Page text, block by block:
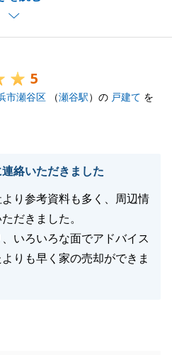
く感じております。
何かお困りごとやご相談が
しいものとなりますよう、
。
じる
5
市瀬谷区 （瀬谷駅）の 戸建て を
絡いただきました
り参考資料も多く、周辺情
だきました。
いろいろな面でアドバイス
りも早く家の売却ができま